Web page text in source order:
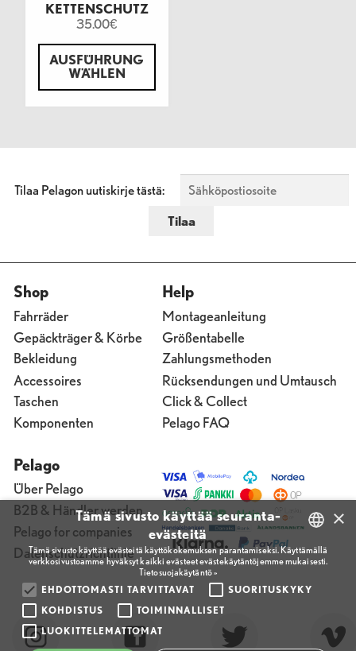
KETTENSCHUTZ
35.00€
AUSFÜHRUNG
WÄHLEN
Tilaa Pelagon uutiskirje tästä:
Shop
Fahrräder
Gepäckträger & Körbe
Bekleidung
Accessoires
Taschen
Komponenten
Help
Montageanleitung
Größentabelle
Zahlungsmethoden
Rücksendungen und Umtausch
Click & Collect
Pelago FAQ
Pelago
Über Pelago
B2B & Händler werden
Pelago for companies
Datenschutzrichtlinie
FINNISH
ENGLISH
×
Tämä sivusto käyttää seuranta-
evästeitä
Tämä sivusto käyttää evästeitä käyttökokemuksen parantamiseksi. Käyttämällä
verkkosivustoamme hyväksyt kaikki evästeet evästekäytäntöjemme mukaisesti.
Tietosuojakäytäntö »
EHDOTTOMASTI TARVITTAVAT
SUORITUSKYKY
KOHDISTUS
TOIMINNALLISET
LUOKITTELEMATTOMAT